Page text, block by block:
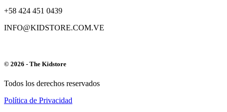
+58 424 451 0439
INFO@KIDSTORE.COM.VE
© 2026 - The Kidstore
Todos los derechos reservados
Política de Privacidad